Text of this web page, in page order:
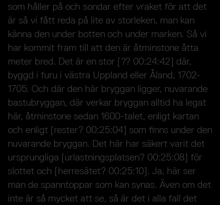
som håller på och sondar efter vraket för att det
är så vi fått reda på lite av storleken, man kan
känna den under botten och under marken. Så vi
har kommit fram till att den är åtminstone åtta
meter bred. Det är en stor [?? 00:24:42] där,
byggd i furu i västra Uppland eller Åland, 1702-
1705. Och där den här bryggan ligger, nuvarande
bastubryggan, där verkar bryggan alltid ha legat
här, åtminstone sedan 1600-talet, enligt kartan
och enligt [rester? 00:25:04] som finns under den
nuvarande bryggan. Det här har säkert varit det
ursprungliga [urlastningsplatsen? 00:25:08] för
slottet och [herresätet? 00:25:10]. Ja, här ser
man de spanntoppar som kan synas. Även om det
inte är så mycket att se, så är det i alla fall det